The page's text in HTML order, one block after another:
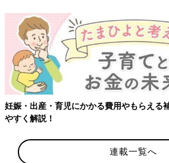
らえる補助金・助成金をわかり
【ワク
連載一覧へ